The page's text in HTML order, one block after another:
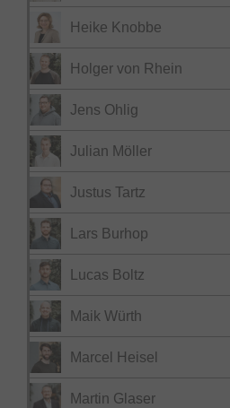
Heike Knobbe
Holger von Rhein
Jens Ohlig
Julian Möller
Justus Tartz
Lars Burhop
Lucas Boltz
Maik Würth
Marcel Heisel
Martin Glaser